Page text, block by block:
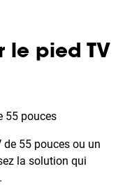
le pied TV
55 pouces
55 pouces ou un
la solution qui